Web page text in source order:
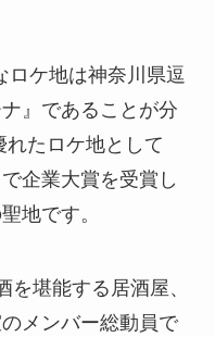
ロケ地は神奈川県逗
』であることが分
たロケ地として
企業大賞を受賞し
地です。
堪能する居酒屋、
メンバー総動員で